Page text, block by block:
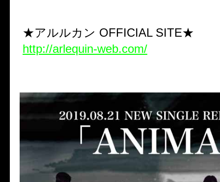
★アルルカン OFFICIAL SITE★
http://arlequin-web.com/